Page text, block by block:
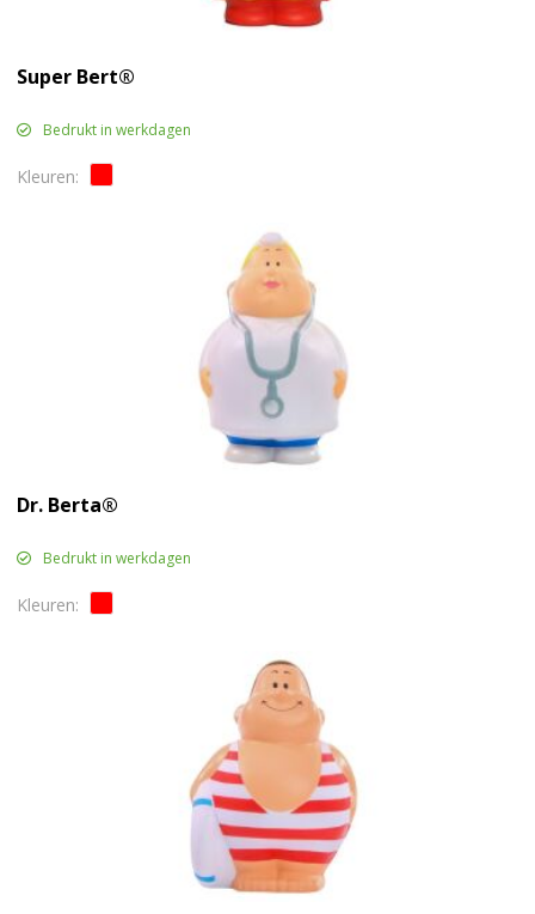
Super Bert®
Bedrukt in werkdagen
Dr. Berta®
Bedrukt in werkdagen